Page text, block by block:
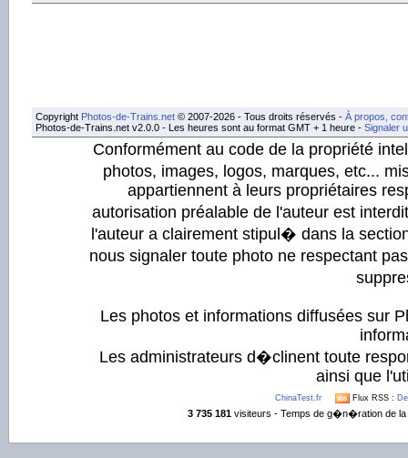
Copyright Photos-de-Trains.net © 2007-2026 - Tous droits réservés - À propos,
Photos-de-Trains.net v2.0.0 - Les heures sont au format GMT + 1 heure - Signaler
Conformément au code de la propriété
photos, images, logos, marques, etc...
appartiennent à leurs propriétaires
autorisation préalable de l'auteur est
l'auteur a clairement stipul� dans la
nous signaler toute photo ne respectant
Les photos et informations diffusées sur
Les administrateurs d�clinent toute
ainsi que
ChinaTest.fr Flux RSS :
3 735 181visiteurs - Temps de g�n�ration de